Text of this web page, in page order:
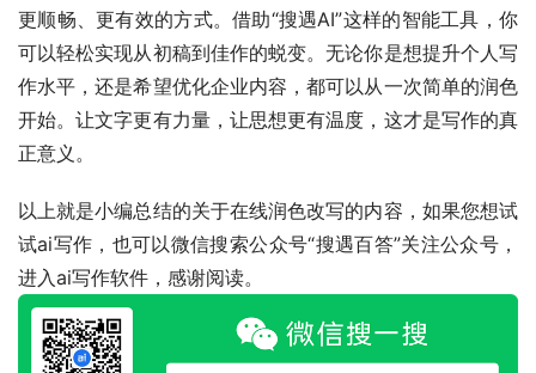
更顺畅、更有效的方式。借助“搜遇AI”这样的智能工具，你
可以轻松实现从初稿到佳作的蜕变。无论你是想提升个人写
作水平，还是希望优化企业内容，都可以从一次简单的润色
开始。让文字更有力量，让思想更有温度，这才是写作的真
正意义。
以上就是小编总结的关于在线润色改写的内容，如果您想试
试ai写作，也可以微信搜索公众号“搜遇百答”关注公众号，
进入ai写作软件，感谢阅读。